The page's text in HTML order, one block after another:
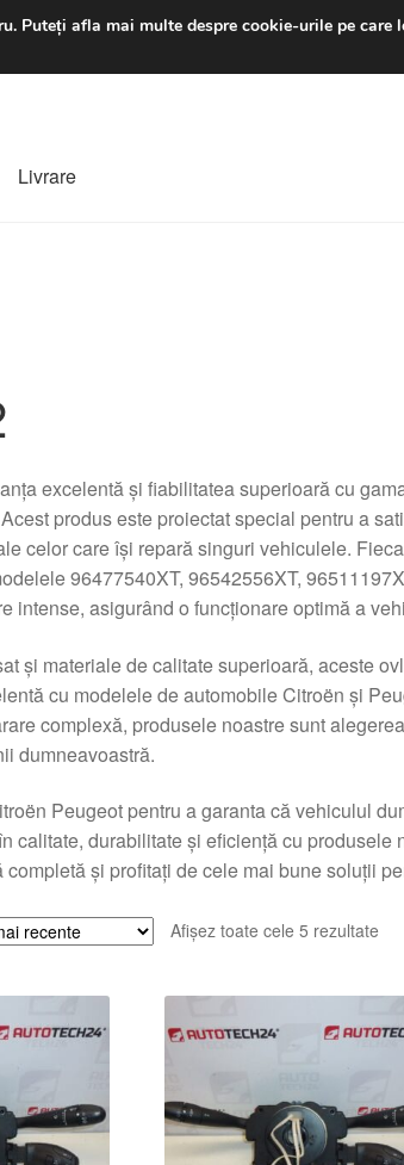
luni-vineri 9 a.m. - 4
Livrare
excelentă și fiabilitatea superioară cu
produs este proiectat special pentru a
celor care își repară singuri vehiculele.
96477540XT, 96542556XT,
intense, asigurând o funcționare optimă a
și materiale de calitate superioară, aceste
cu modelele de automobile Citroën și
complexă, produsele noastre sunt
dumneavoastră.
Peugeot pentru a garanta că vehiculul
calitate, durabilitate și eficiență cu produsele
completă și profitați de cele mai bune soluții
Afișez toate cele 5 rezultate
Puteți afla mai multe despre cookie-urile pe